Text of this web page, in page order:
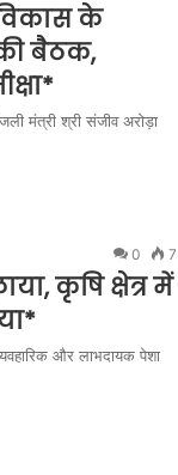
के
बैठक,
मंत्री श्री संजीव अरोड़ा
0 7
कृषि क्षेत्र में
और लाभदायक पेशा